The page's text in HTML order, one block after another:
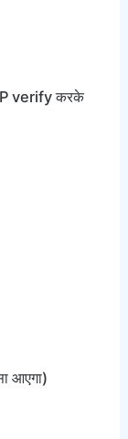
verify करके
आएगा)